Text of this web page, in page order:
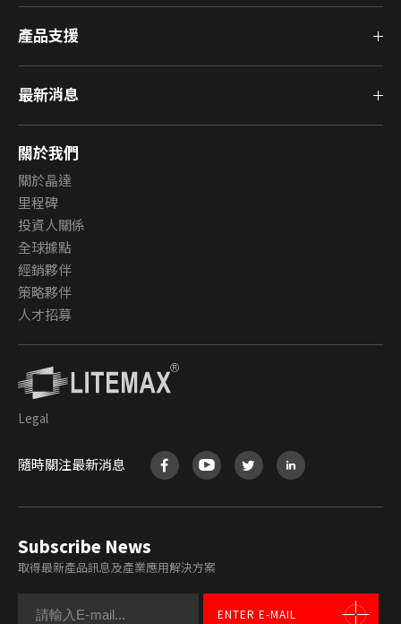
產品支援
最新消息
關於我們
關於晶達
里程碑
投資人關係
全球據點
經銷夥伴
策略夥伴
人才招募
Legal
隨時關注最新消息
Subscribe News
取得最新產品訊息及產業應用解決方案
ENTER E-MAIL